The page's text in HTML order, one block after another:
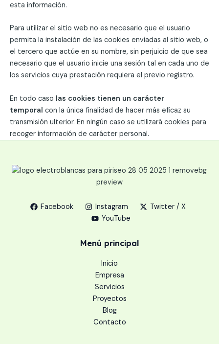
esta información.
Para utilizar el sitio web no es necesario que el usuario
permita la instalación de las cookies enviadas al sitio web, o
el tercero que actúe en su nombre, sin perjuicio de que sea
necesario que el usuario inicie una sesión tal en cada uno de
los servicios cuya prestación requiera el previo registro.
En todo caso las cookies tienen un carácter
temporal con la única finalidad de hacer más eficaz su
transmisión ulterior. En ningún caso se utilizará cookies para
recoger información de carácter personal.
Facebook Instagram
Twitter / X
YouTube
Menú principal
Inicio
Empresa
Servicios
Proyectos
Blog
Contacto